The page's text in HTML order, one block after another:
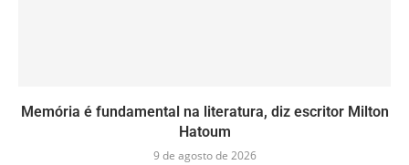
Memória é fundamental na literatura, diz escritor Milton
Hatoum
9 de agosto de 2026